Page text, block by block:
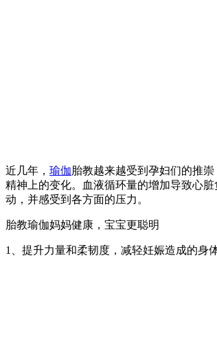
近几年， 瑜伽胎教越来越受到孕妇们的推
精神上的变化。血液循环量的增加导致心
动，并感受到各方面的压力。
胎教瑜伽妈妈健康，宝宝更聪明
1、提升力量和柔韧度，减轻妊娠造成的身